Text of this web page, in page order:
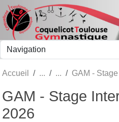
Accueil GAM -
GAM - Stage
2026
Panneau de gestion des cookies